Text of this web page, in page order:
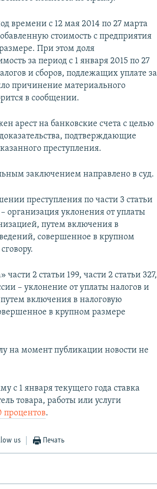
времени с 12 мая 2014 по 27 марта
стоимость с предприятия
При этом доля
за период с 1 января 2015 по 27
и сборов, подлежащих уплате за
причинение материального
в сообщении.
арест на банковские счета с целью
подтверждающие
преступления.
заключением направлено в суд.
преступления по части 3 статьи
организация уклонения от уплаты
путем включения в
совершенное в крупном
2 статьи 199, части 2 статьи 327,
– уклонение от уплаты налогов и
включения в налоговую
в крупном размере
на момент публикации новости не
с 1 января текущего года ставка
товара, работы или услуги
процентов.
us Печать